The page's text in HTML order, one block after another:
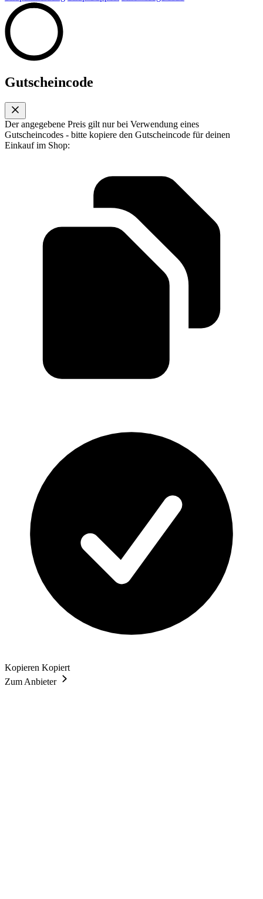
Gutscheincode
Der angegebene Preis gilt nur bei Verwendung eines
Gutscheincodes - bitte kopiere den Gutscheincode für deinen
Einkauf im Shop:
Kopieren Kopiert
Zum Anbieter